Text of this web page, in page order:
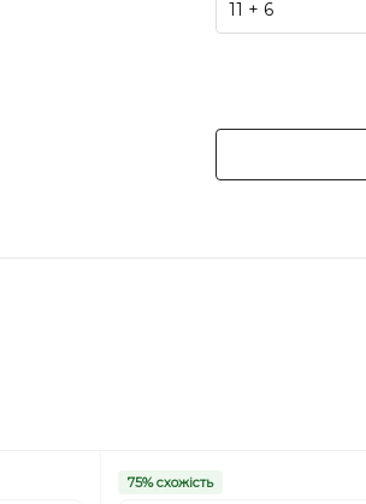
75% схожість